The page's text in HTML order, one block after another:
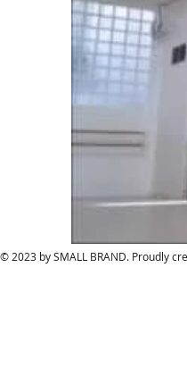
© 2023 by SMALL BRAND. Proudly